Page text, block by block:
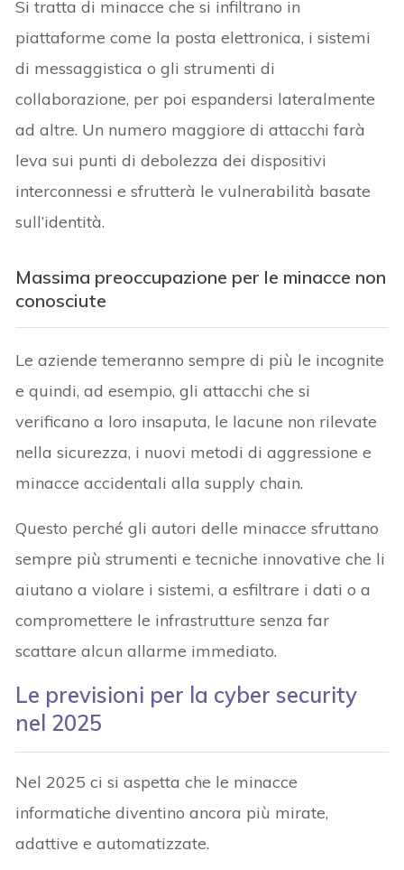
Si tratta di minacce che si infiltrano in
piattaforme come la posta elettronica, i sistemi
di messaggistica o gli strumenti di
collaborazione, per poi espandersi lateralmente
ad altre. Un numero maggiore di attacchi farà
leva sui punti di debolezza dei dispositivi
interconnessi e sfrutterà le vulnerabilità basate
sull’identità.
Massima preoccupazione per le minacce non
conosciute
Le aziende temeranno sempre di più le incognite
e quindi, ad esempio, gli attacchi che si
verificano a loro insaputa, le lacune non rilevate
nella sicurezza, i nuovi metodi di aggressione e
minacce accidentali alla supply chain.
Questo perché gli autori delle minacce sfruttano
sempre più strumenti e tecniche innovative che li
aiutano a violare i sistemi, a esfiltrare i dati o a
compromettere le infrastrutture senza far
scattare alcun allarme immediato.
Le previsioni per la cyber security
nel 2025
Nel 2025 ci si aspetta che le minacce
informatiche diventino ancora più mirate,
adattive e automatizzate.